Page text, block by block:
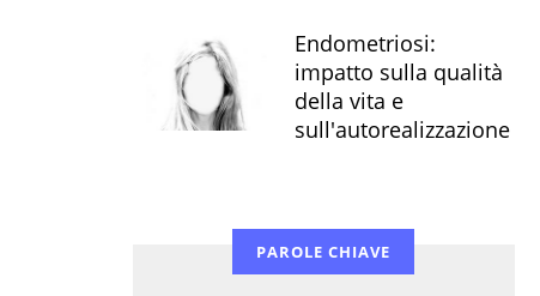
Endometriosi:
impatto sulla qualità
della vita e
sull'autorealizzazione
PAROLE CHIAVE